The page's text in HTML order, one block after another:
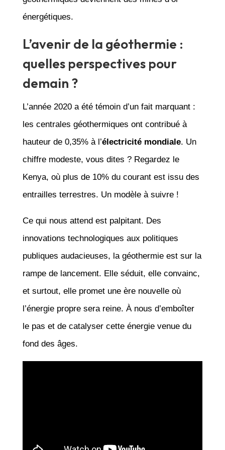
énergétiques.
L’avenir de la géothermie :
quelles perspectives pour
demain ?
L’année 2020 a été témoin d’un fait marquant :
les centrales géothermiques ont contribué à
hauteur de 0,35% à l’électricité mondiale. Un
chiffre modeste, vous dites ? Regardez le
Kenya, où plus de 10% du courant est issu des
entrailles terrestres. Un modèle à suivre !
Ce qui nous attend est palpitant. Des
innovations technologiques aux politiques
publiques audacieuses, la géothermie est sur la
rampe de lancement. Elle séduit, elle convainc,
et surtout, elle promet une ère nouvelle où
l’énergie propre sera reine. À nous d’emboîter
le pas et de catalyser cette énergie venue du
fond des âges.